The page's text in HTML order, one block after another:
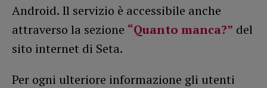
Android. Il servizio è accessibile anche
attraverso la sezione “Quanto manca?” del
sito internet di Seta.
Per ogni ulteriore informazione gli utenti